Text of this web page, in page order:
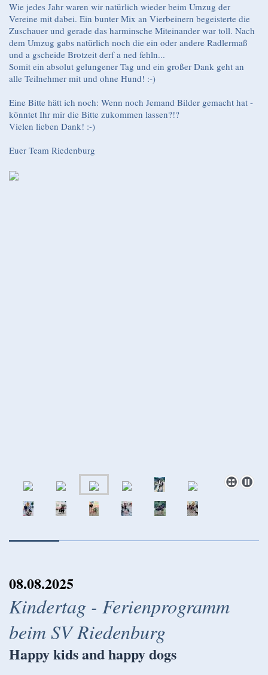
Wie jedes Jahr waren wir natürlich wieder beim Umzug der
Vereine mit dabei. Ein bunter Mix an Vierbeinern begeisterte die
Zuschauer und gerade das harminsche Miteinander war toll. Nach
dem Umzug gabs natürlich noch die ein oder andere Radlermaß
und a gscheide Brotzeit derf a ned fehln...
Somit ein absolut gelungener Tag und ein großer Dank geht an
alle Teilnehmer mit und ohne Hund! :-)
Eine Bitte hätt ich noch: Wenn noch Jemand Bilder gemacht hat -
könntet Ihr mir die Bitte zukommen lassen?!?
Vielen lieben Dank! :-)
Euer Team Riedenburg
08.08.2025
Kindertag - Ferienprogramm
beim SV Riedenburg
Happy kids and happy dogs